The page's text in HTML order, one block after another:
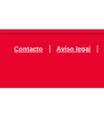
Contacto | Aviso legal |